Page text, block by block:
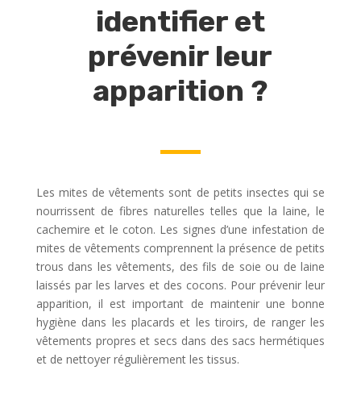
identifier et
prévenir leur
apparition ?
Les mites de vêtements sont de petits insectes qui se
nourrissent de fibres naturelles telles que la laine, le
cachemire et le coton. Les signes d’une infestation de
mites de vêtements comprennent la présence de petits
trous dans les vêtements, des fils de soie ou de laine
laissés par les larves et des cocons. Pour prévenir leur
apparition, il est important de maintenir une bonne
hygiène dans les placards et les tiroirs, de ranger les
vêtements propres et secs dans des sacs hermétiques
et de nettoyer régulièrement les tissus.